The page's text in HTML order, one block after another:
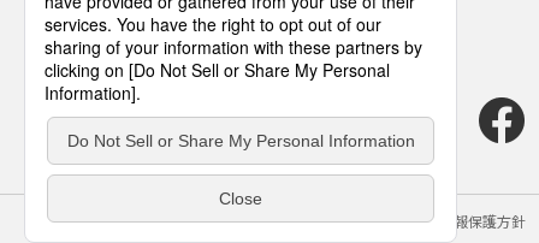
サイトのご利用にあたって クッキーポリシー 個人情報保護方針